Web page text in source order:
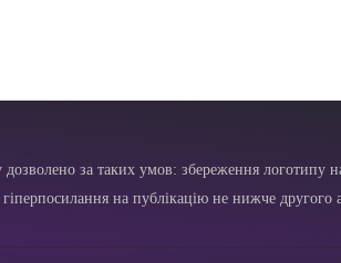
за таких умов: збереження логотипу
на публікацію не нижче другого